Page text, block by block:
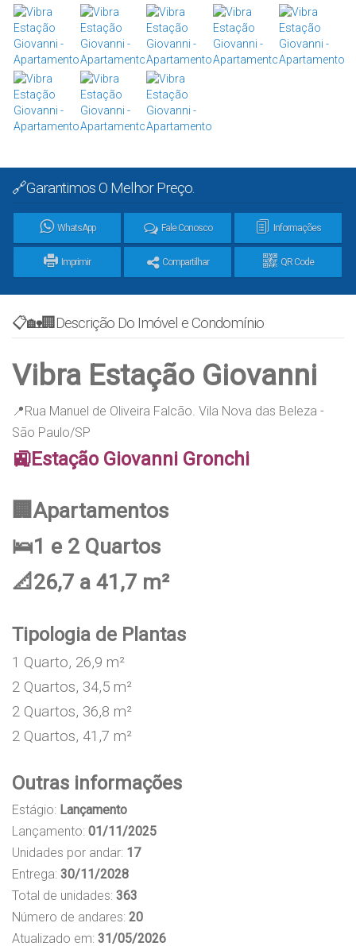
🔗Garantimos O Melhor Preço.
WhatsApp Fale Conosco Informações
Imprimir Compartilhar QR Code
📋🏡🏢Descrição Do Imóvel e Condomínio
Vibra Estação Giovanni
📍Rua Manuel de Oliveira Falcão. Vila Nova das Beleza -
São Paulo/SP
🚉Estação Giovanni Gronchi
🏢Apartamentos
🛌1 e 2 Quartos
📐26,7 a 41,7 m²
Tipologia de Plantas
1 Quarto, 26,9 m²
2 Quartos, 34,5 m²
2 Quartos, 36,8 m²
2 Quartos, 41,7 m²
Outras informações
Estágio: Lançamento
Lançamento: 01/11/2025
Unidades por andar: 17
Entrega: 30/11/2028
Total de unidades: 363
Número de andares: 20
Atualizado em: 31/05/2026